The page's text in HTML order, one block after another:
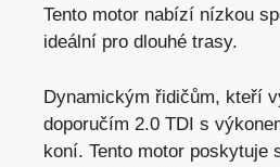
Tento motor nabízí nízkou
ideální pro dlouhé trasy.
Dynamickým řidičům, kteří
doporučím 2.0 TDI s
koní. Tento motor poskytuje